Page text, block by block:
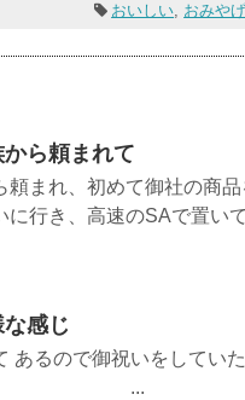
おいしい, おみやげ
ら頼まれて
まれ、初めて御社の商
に行き、高速のSAで置い
感じ
あるので御祝いをしてい
す。 ...